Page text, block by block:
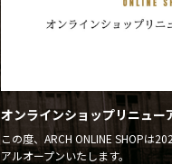
オンラインショップリニュー
この度、ARCH ONLINE SHOPは
アルオープンいたします。